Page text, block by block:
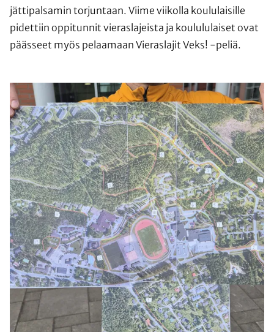
jättipalsamin torjuntaan. Viime viikolla koululaisille
pidettiin oppitunnit vieraslajeista ja koulululaiset ovat
päässeet myös pelaamaan Vieraslajit Veks! -peliä.